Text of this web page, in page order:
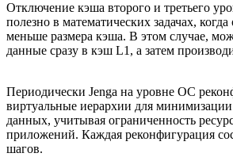
Отключение кэша второго и третьего
полезно в математических задачах,
меньше размера кэша. В этом случае,
данные сразу в кэш L1, а затем
Периодически Jenga на уровне ОС
виртуальные иерархии для
данных, учитывая ограниченность
приложений. Каждая реконфигурация
шагов.